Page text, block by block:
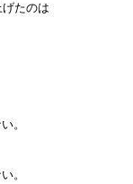
げたのは
。
。